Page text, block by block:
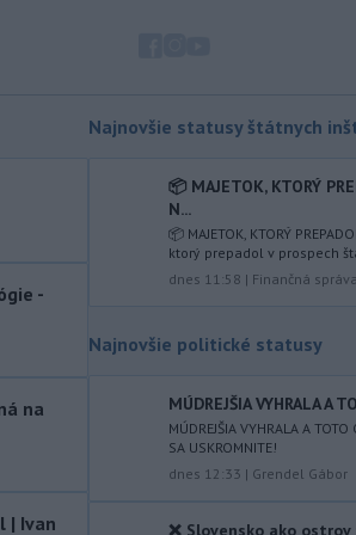
kontroverzným plánom predať
podiely na budúcich ziskoch z
investorom. Na stretnutí v Rabate
členovia FIFA plne podporili
prezidenta Gianniho Infantina.
Americký štát Nové Mexiko v
spravodlivosti USA a povereného
ministra Todda Blanchea. Tvrdí, že
vyšetrovaní sexuálnych trestných činov
odsúdeného sexuálneho delikventa
Jeffreyho Epsteina.
ministerstva životného prostredia
-
na
| Ivan
Najnovšie statusy štátnych
📦 MAJETOK, KTORÝ
N...
📦 MAJETOK, KTORÝ
ktorý prepadol v prospech
dnes 11:58 | Finančná správa
Najnovšie politické statusy
MÚDREJŠIA VYHRALA A
MÚDREJŠIA VYHRALA A
SA USKROMNITE!
dnes 12:33 | Grendel Gábor
❌ Slovensko ako